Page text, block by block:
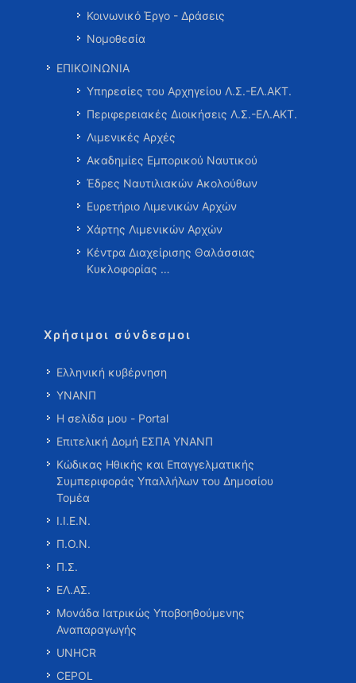
Κοινωνικό Έργο - Δράσεις
Νομοθεσία
ΕΠΙΚΟΙΝΩΝΙΑ
Υπηρεσίες του Αρχηγείου Λ.Σ.-ΕΛ.ΑΚΤ.
Περιφερειακές Διοικήσεις Λ.Σ.-ΕΛ.ΑΚΤ.
Λιμενικές Αρχές
Ακαδημίες Εμπορικού Ναυτικού
Έδρες Ναυτιλιακών Ακολούθων
Ευρετήριο Λιμενικών Αρχών
Χάρτης Λιμενικών Αρχών
Κέντρα Διαχείρισης Θαλάσσιας
Κυκλοφορίας …
Χρήσιμοι σύνδεσμοι
Ελληνική κυβέρνηση
ΥΝΑΝΠ
Η σελίδα μου - Portal
Επιτελική Δομή ΕΣΠΑ ΥΝΑΝΠ
Κώδικας Ηθικής και Επαγγελματικής
Συμπεριφοράς Υπαλλήλων του Δημοσίου
Τομέα
Ι.Ι.Ε.Ν.
Π.Ο.Ν.
Π.Σ.
ΕΛ.ΑΣ.
Μονάδα Ιατρικώς Υποβοηθούμενης
Αναπαραγωγής
UNHCR
CEPOL